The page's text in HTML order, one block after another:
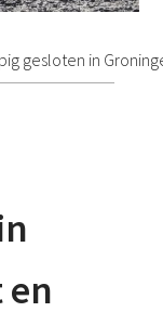
gesloten in